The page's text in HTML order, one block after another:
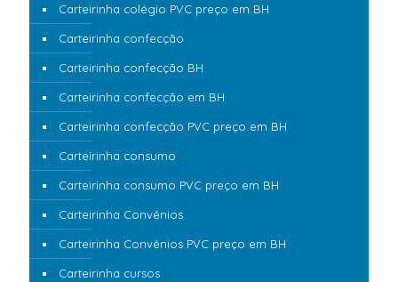
Carteirinha colégio PVC preço em BH
Carteirinha confecção
Carteirinha confecção BH
Carteirinha confecção em BH
Carteirinha confecção PVC preço em BH
Carteirinha consumo
Carteirinha consumo PVC preço em BH
Carteirinha Convênios
Carteirinha Convênios PVC preço em BH
Carteirinha cursos